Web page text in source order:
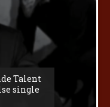
Talent
single